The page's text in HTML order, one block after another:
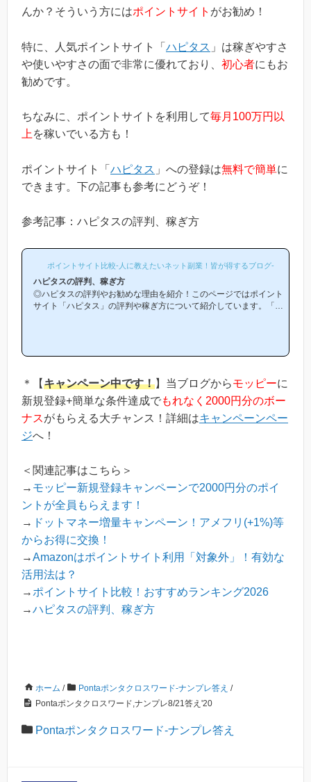
んか？そういう方にはポイントサイト がお勧め！
特に、人気ポイントサイト「 ハピタス 」は稼ぎやすさ
や使いやすさの面で非常に優れており、 初心者にもお
勧めです。
ちなみに、ポイントサイトを利用して毎月100万円以
上 を稼いでいる方も！
ポイントサイト「 ハピタス 」への登録は無料で簡単に
できます。下の記事も参考にどうぞ！
参考記事：ハピタスの評判、稼ぎ方
ポイントサイト比較-人に教えたいネット副業！皆が得するブログ-
ハピタスの評判、稼ぎ方
◎ハピタスの評判やお勧めな理由を紹介！このページではポイント
サイト「ハピタス」の評判や稼ぎ方について紹介しています。「ハ
ジからハピタスへの新規登録はほんの数分で簡単にできるので、下
の記事を参考に進め...
＊【キャンペーン中です！】当ブログからモッピーに
新規登録+簡単な条件達成でもれなく2000円分のボー
ナスがもらえる大チャンス！詳細はキャンペーンペー
ジへ！
＜関連記事はこちら＞
→ モッピー新規登録キャンペーンで2000円分のポイ
ントが全員もらえます！
→ ドットマネー増量キャンペーン！アメフリ(+1%)等
からお得に交換！
→Amazonはポイントサイト利用「対象外」！有効な
活用法は？
→ ポイントサイト比較！おすすめランキング2026
→ハピタスの評判、稼ぎ方
ホーム / Pontaポンタクロスワード-ナンプレ答え /
Pontaポンタクロスワード,ナンプレ8/21答え'20
Pontaポンタクロスワード-ナンプレ答え